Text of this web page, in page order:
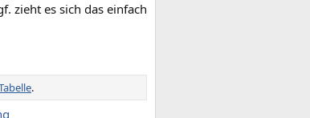
zieht es sich das einfach
.